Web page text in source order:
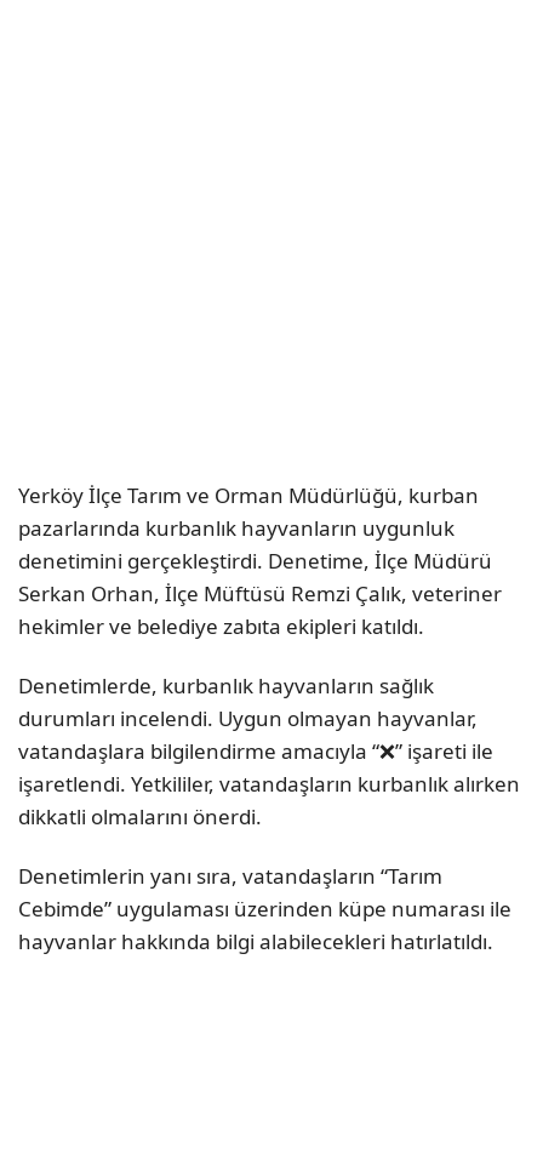
Yerköy İlçe Tarım ve Orman Müdürlüğü, kurban
pazarlarında kurbanlık hayvanların uygunluk
denetimini gerçekleştirdi. Denetime, İlçe Müdürü
Serkan Orhan, İlçe Müftüsü Remzi Çalık, veteriner
hekimler ve belediye zabıta ekipleri katıldı.
Denetimlerde, kurbanlık hayvanların sağlık
durumları incelendi. Uygun olmayan hayvanlar,
vatandaşlara bilgilendirme amacıyla “❌” işareti ile
işaretlendi. Yetkililer, vatandaşların kurbanlık alırken
dikkatli olmalarını önerdi.
Denetimlerin yanı sıra, vatandaşların “Tarım
Cebimde” uygulaması üzerinden küpe numarası ile
hayvanlar hakkında bilgi alabilecekleri hatırlatıldı.